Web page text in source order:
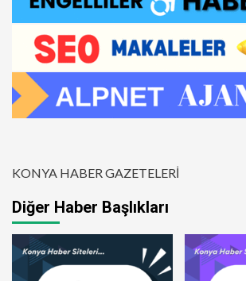
KONYA HABER GAZETELERİ
Diğer Haber Başlıkları